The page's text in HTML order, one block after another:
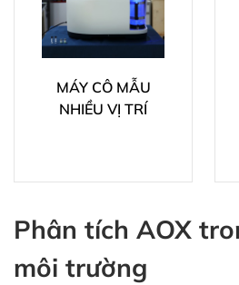
MÁY CÔ MẪU
NHIỀU VỊ TRÍ
Phân tích AOX
môi trường